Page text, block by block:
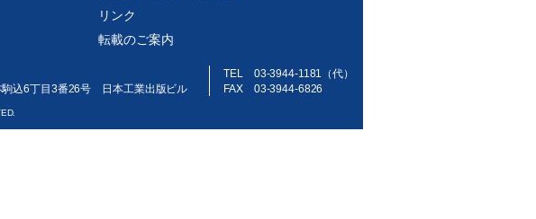
リンク
転載のご案内
駒込6丁目3番26号 日本工業出版ビル
TEL 03-3944-1181（代）
FAX 03-3944-6826